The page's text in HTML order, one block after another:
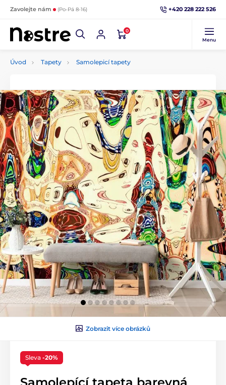
Zavolejte nám (Po-Pá 8-16) +420 228 222 526
0
Menu
Úvod Tapety Samolepicí tapety
Zobrazit více obrázků
Sleva -20%